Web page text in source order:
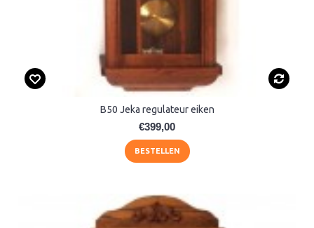
B50 Jeka regulateur eiken
€399,00
BESTELLEN